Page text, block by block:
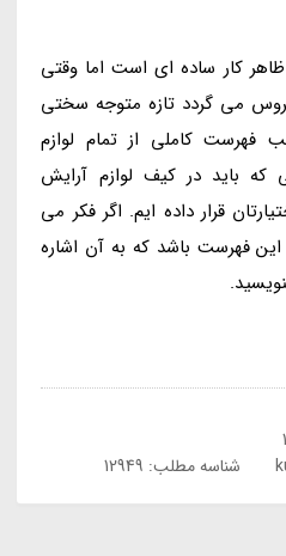
کار ساده ای است اما وقتی
می گردد تازه متوجه سختی
فهرست کاملی از تمام لوازم
که باید در کیف لوازم آرایش
قرار داده ایم. اگر فکر می
فهرست باشد که به آن اشاره
شناسه مطلب: 12949